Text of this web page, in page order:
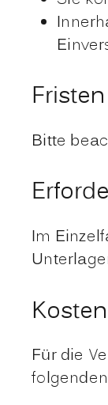
Fristen
Bitte
Im
Kosten
Für die